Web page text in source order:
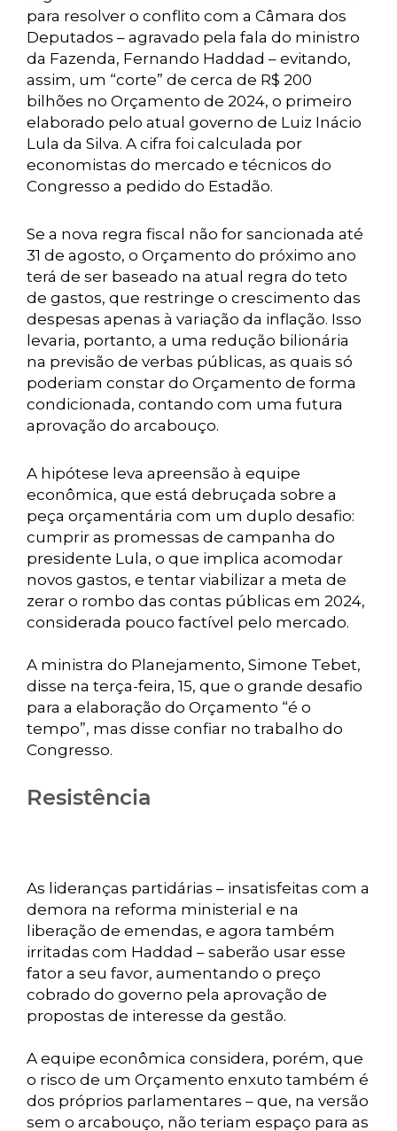
para resolver o conflito com a Câmara dos
Deputados – agravado pela fala do ministro
da Fazenda, Fernando Haddad – evitando,
assim, um “corte” de cerca de R$ 200
bilhões no Orçamento de 2024, o primeiro
elaborado pelo atual governo de Luiz Inácio
Lula da Silva. A cifra foi calculada por
economistas do mercado e técnicos do
Congresso a pedido do Estadão.
Se a nova regra fiscal não for sancionada até
31 de agosto, o Orçamento do próximo ano
terá de ser baseado na atual regra do teto
de gastos, que restringe o crescimento das
despesas apenas à variação da inflação. Isso
levaria, portanto, a uma redução bilionária
na previsão de verbas públicas, as quais só
poderiam constar do Orçamento de forma
condicionada, contando com uma futura
aprovação do arcabouço.
A hipótese leva apreensão à equipe
econômica, que está debruçada sobre a
peça orçamentária com um duplo desafio:
cumprir as promessas de campanha do
presidente Lula, o que implica acomodar
novos gastos, e tentar viabilizar a meta de
zerar o rombo das contas públicas em 2024,
considerada pouco factível pelo mercado.
A ministra do Planejamento, Simone Tebet,
disse na terça-feira, 15, que o grande desafio
para a elaboração do Orçamento “é o
tempo”, mas disse confiar no trabalho do
Congresso.
Resistência
As lideranças partidárias – insatisfeitas com a
demora na reforma ministerial e na
liberação de emendas, e agora também
irritadas com Haddad – saberão usar esse
fator a seu favor, aumentando o preço
cobrado do governo pela aprovação de
propostas de interesse da gestão.
A equipe econômica considera, porém, que
o risco de um Orçamento enxuto também é
dos próprios parlamentares – que, na versão
sem o arcabouço, não teriam espaço para as